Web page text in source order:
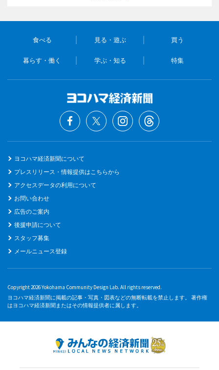
食べる 見る・遊ぶ 買う
暮らす・働く 学ぶ・知る 特集
ヨコハマ経済新聞について
プレスリリース・情報提供はこちらから
アクセスデータの利用について
お問い合わせ
広告のご案内
後援申請について
スタッフ募集
メールニュース登録
Copyright 2026 Yokohama Community Design Lab. All rights reserved.
ヨコハマ経済新聞に掲載の記事・写真・図表などの無断転載を禁止します。 著作権
はヨコハマ経済新聞またはその情報提供者に属します。